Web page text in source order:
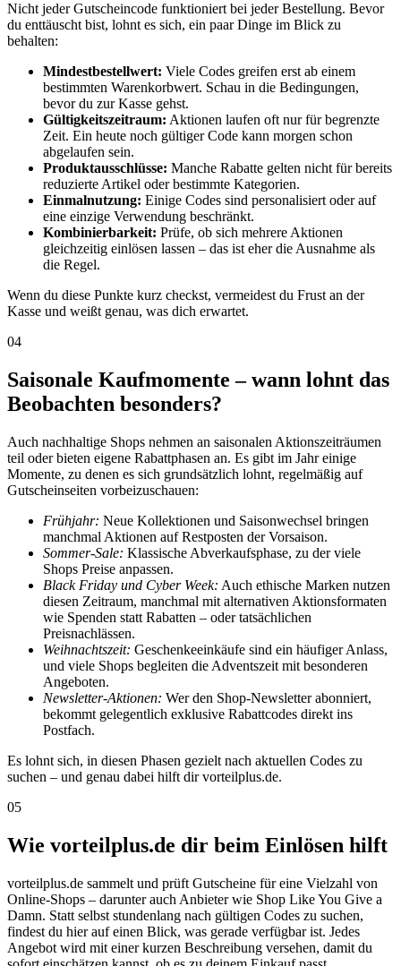
Nicht jeder Gutscheincode funktioniert bei jeder Bestellung. Bevor
du enttäuscht bist, lohnt es sich, ein paar Dinge im Blick zu
behalten:
Mindestbestellwert: Viele Codes greifen erst ab einem
bestimmten Warenkorbwert. Schau in die Bedingungen,
bevor du zur Kasse gehst.
Gültigkeitszeitraum: Aktionen laufen oft nur für begrenzte
Zeit. Ein heute noch gültiger Code kann morgen schon
abgelaufen sein.
Produktausschlüsse: Manche Rabatte gelten nicht für bereits
reduzierte Artikel oder bestimmte Kategorien.
Einmalnutzung: Einige Codes sind personalisiert oder auf
eine einzige Verwendung beschränkt.
Kombinierbarkeit: Prüfe, ob sich mehrere Aktionen
gleichzeitig einlösen lassen – das ist eher die Ausnahme als
die Regel.
Wenn du diese Punkte kurz checkst, vermeidest du Frust an der
Kasse und weißt genau, was dich erwartet.
04
Saisonale Kaufmomente – wann lohnt das
Beobachten besonders?
Auch nachhaltige Shops nehmen an saisonalen Aktionszeiträumen
teil oder bieten eigene Rabattphasen an. Es gibt im Jahr einige
Momente, zu denen es sich grundsätzlich lohnt, regelmäßig auf
Gutscheinseiten vorbeizuschauen:
Frühjahr: Neue Kollektionen und Saisonwechsel bringen
manchmal Aktionen auf Restposten der Vorsaison.
Sommer-Sale: Klassische Abverkaufsphase, zu der viele
Shops Preise anpassen.
Black Friday und Cyber Week: Auch ethische Marken nutzen
diesen Zeitraum, manchmal mit alternativen Aktionsformaten
wie Spenden statt Rabatten – oder tatsächlichen
Preisnachlässen.
Weihnachtszeit: Geschenkeeinkäufe sind ein häufiger Anlass,
und viele Shops begleiten die Adventszeit mit besonderen
Angeboten.
Newsletter-Aktionen: Wer den Shop-Newsletter abonniert,
bekommt gelegentlich exklusive Rabattcodes direkt ins
Postfach.
Es lohnt sich, in diesen Phasen gezielt nach aktuellen Codes zu
suchen – und genau dabei hilft dir vorteilplus.de.
05
Wie vorteilplus.de dir beim Einlösen hilft
vorteilplus.de sammelt und prüft Gutscheine für eine Vielzahl von
Online-Shops – darunter auch Anbieter wie Shop Like You Give a
Damn. Statt selbst stundenlang nach gültigen Codes zu suchen,
findest du hier auf einen Blick, was gerade verfügbar ist. Jedes
Angebot wird mit einer kurzen Beschreibung versehen, damit du